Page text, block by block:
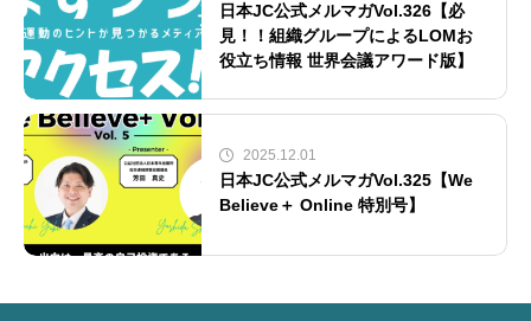
日本JC公式メルマガVol.326【必
見！！組織グループによるLOMお
役立ち情報 世界会議アワード版】
2025.12.01
日本JC公式メルマガVol.325【We
Believe＋ Online 特別号】